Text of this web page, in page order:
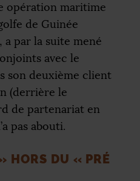
opération maritime
de Guinée
par la suite mené
avec le
son deuxième client
(derrière le
de partenariat en
pas abouti.
HORS DU « PRÉ